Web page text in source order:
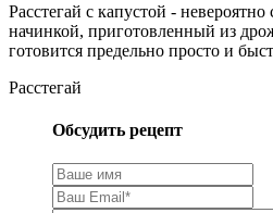
Расстегай с капустой -
начинкой, приготовленный из
готовится предельно просто и
Расстегай
Обсудить рецепт